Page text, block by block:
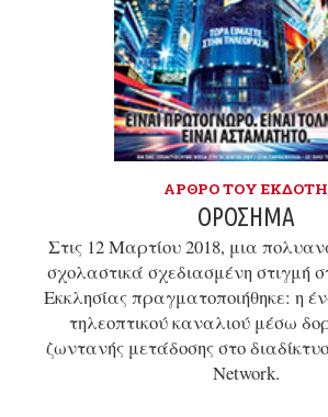
ΆΡΘΡΟ ΤΟΥ ΕΚΔΌΤΗ
ΟΡΌΣΗΜΑ
Στις 12 Μαρτίου 2018, μια
σχολαστικά σχεδιασμένη στιγμή
Εκκλησίας πραγματοποιήθηκε: η
τηλεοπτικού καναλιού μέσω
ζωντανής μετάδοσης στο
Network.